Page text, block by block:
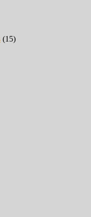
(15)